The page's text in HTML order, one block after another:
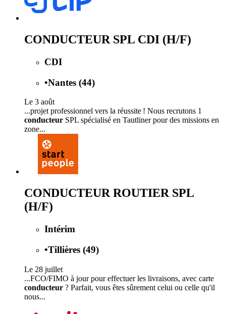
CONDUCTEUR SPL CDI (H/F)
CDI
•Nantes (44)
Le 3 août
...projet professionnel vers la réussite ! Nous recrutons 1
conducteur SPL spécialisé en Tautliner pour des missions en
zone...
CONDUCTEUR ROUTIER SPL
(H/F)
Intérim
•Tillières (49)
Le 28 juillet
...FCO/FIMO à jour pour effectuer les livraisons, avec carte
conducteur ? Parfait, vous êtes sûrement celui ou celle qu'il
nous...